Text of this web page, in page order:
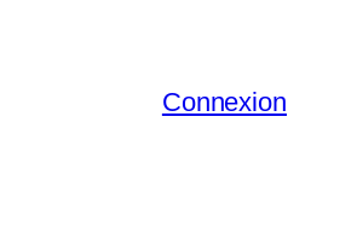
Connexion